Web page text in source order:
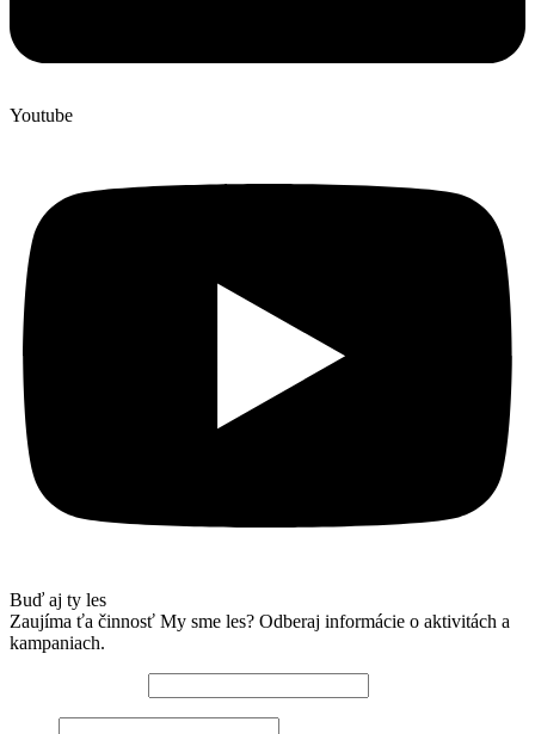
Youtube
Buď aj ty les
Zaujíma ťa činnosť My sme les? Odberaj informácie o aktivitách a
kampaniach.